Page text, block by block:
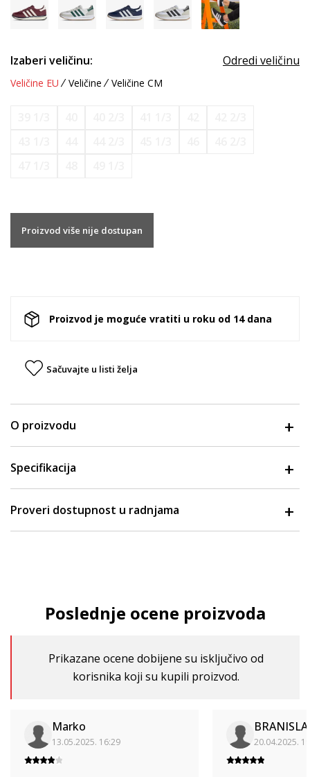
Izaberi veličinu: Odredi veličinu
Veličine EU Veličine Veličine CM
Proizvod više nije dostupan
Proizvod je moguće vratiti u roku od 14 dana
Sačuvajte u listi želja
O proizvodu
Specifikacija
Proveri dostupnost u radnjama
Poslednje ocene proizvoda
Prikazane ocene dobijene su isključivo od
korisnika koji su kupili proizvod.
Marko
13.05.2025. 16:29 20.04.2025.